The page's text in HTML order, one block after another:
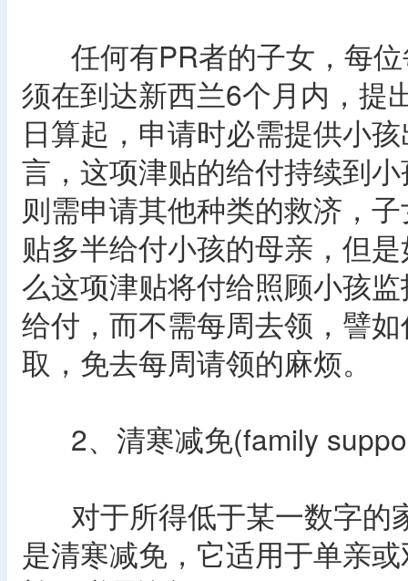
任何有PR者的子女，每位
须在到达新西兰6个月内，提
日算起，申请时必需提供小
言，这项津贴的给付持续到
则需申请其他种类的救济，
贴多半给付小孩的母亲，但
么这项津贴将付给照顾小孩
给付，而不需每周去领，譬
取，免去每周请领的麻烦。
2、清寒减免(family
对于所得低于某一数字的
是清寒减免，它适用于单亲